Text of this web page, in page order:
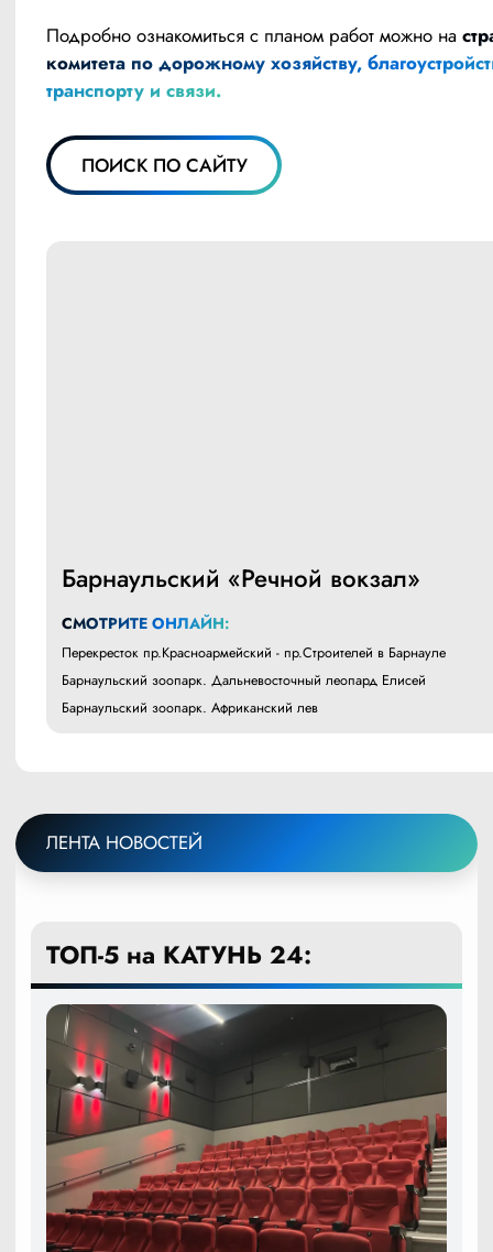
Подробно ознакомиться с планом работ можно на
комитета по дорожному хозяйству,
транспорту и связи.
ПОИСК ПО САЙТУ
Барнаульский «Речной вокзал»
СМОТРИТЕ ОНЛАЙН:
Перекресток пр.Красноармейский - пр.Строителей в Барнауле
Барнаульский зоопарк. Дальневосточный леопард Елисей
Барнаульский зоопарк. Африканский лев
ЛЕНТА НОВОСТЕЙ
ТОП-5 на КАТУНЬ 24: